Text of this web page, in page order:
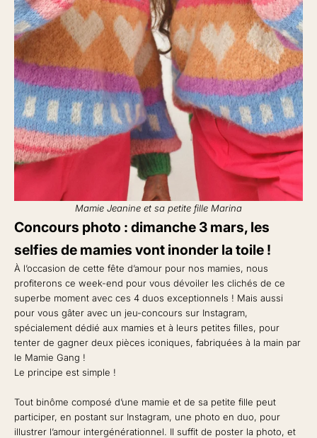
Mamie Jeanine et sa petite fille Marina
Concours photo : dimanche 3 mars, les
selfies de mamies vont inonder la toile !
À l’occasion de cette fête d’amour pour nos mamies, nous
profiterons ce week-end pour vous dévoiler les clichés de ce
superbe moment avec ces 4 duos exceptionnels ! Mais aussi
pour vous gâter avec un jeu-concours sur Instagram,
spécialement dédié aux mamies et à leurs petites filles, pour
tenter de gagner deux pièces iconiques, fabriquées à la main par
le Mamie Gang !
Le principe est simple !
Tout binôme composé d’une mamie et de sa petite fille peut
participer, en postant sur Instagram, une photo en duo, pour
illustrer l’amour intergénérationnel. Il suffit de poster la photo, et